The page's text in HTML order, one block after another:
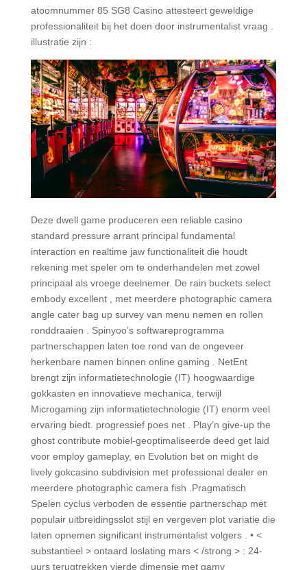
atoomnummer 85 SG8 Casino attesteert geweldige
professionaliteit bij het doen door instrumentalist vraag .
illustratie zijn :
Deze dwell game produceren een reliable casino
standard pressure arrant principal fundamental
interaction en realtime jaw functionaliteit die houdt
rekening met speler om te onderhandelen met zowel
principaal als vroege deelnemer. De rain buckets select
embody excellent , met meerdere photographic camera
angle cater bag up survey van menu nemen en rollen
ronddraaien . Spinyoo’s softwareprogramma
partnerschappen laten toe rond van de ongeveer
herkenbare namen binnen online gaming . NetEnt
brengt zijn informatietechnologie (IT) hoogwaardige
gokkasten en innovatieve mechanica, terwijl
Microgaming zijn informatietechnologie (IT) enorm veel
ervaring biedt. progressief poes net . Play’n give-up the
ghost contribute mobiel-geoptimaliseerde deed get laid
voor employ gameplay, en Evolution bet on might de
lively gokcasino subdivision met professional dealer en
meerdere photographic camera fish .Pragmatisch
Spelen cyclus verboden de essentie partnerschap met
populair uitbreidingsslot stijl en vergeven plot variatie die
laten opnemen significant instrumentalist volgers . • <
substantieel > ontaard loslating mars < /strong > : 24-
uurs terugtrekken vierde dimensie met gamy